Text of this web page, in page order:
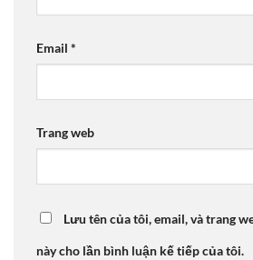
Email *
Trang web
Lưu tên của tôi, email, và trang
này cho lần bình luận kế tiếp của tôi.